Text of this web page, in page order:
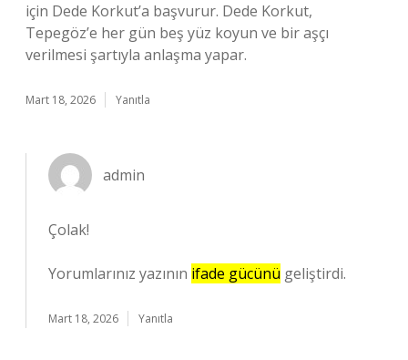
için Dede Korkut’a başvurur. Dede Korkut,
Tepegöz’e her gün beş yüz koyun ve bir aşçı
verilmesi şartıyla anlaşma yapar.
Mart 18, 2026 Yanıtla
admin
Çolak!
Yorumlarınız yazının ifade gücünü geliştirdi.
Mart 18, 2026 Yanıtla